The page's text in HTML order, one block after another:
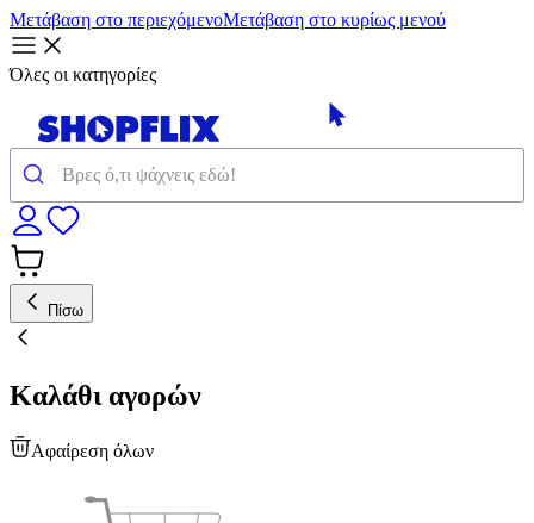
Μετάβαση στο περιεχόμενοΜετάβαση στο κυρίως μενού
Όλες οι κατηγορίες
Πίσω
Καλάθι αγορών
Αφαίρεση όλων